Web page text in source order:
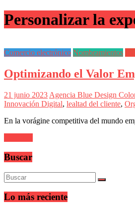
Revista
iBlue
Marketing
de
Mercadeo
y
Medios
de
la
Agencia
Blue
Design
Colombia
y
sus
filiales
en
Latina
Personalizar la
Comercio electrónico Nombramientos
Optimizando el Valor
21 junio 2023 Agencia Blue Design
Innovación Digital, lealtad del cliente,
En la vorágine competitiva del mundo
Buscar
Lo más reciente